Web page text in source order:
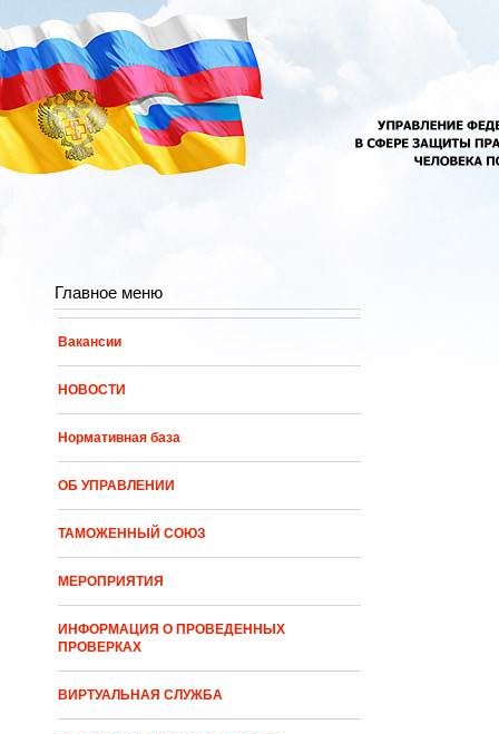
Перейти к основному содержанию
Главное меню
Вакансии
НОВОСТИ
Нормативная база
ОБ УПРАВЛЕНИИ
ТАМОЖЕННЫЙ СОЮЗ
МЕРОПРИЯТИЯ
ИНФОРМАЦИЯ О ПРОВЕДЕННЫХ
ПРОВЕРКАХ
ВИРТУАЛЬНАЯ СЛУЖБА